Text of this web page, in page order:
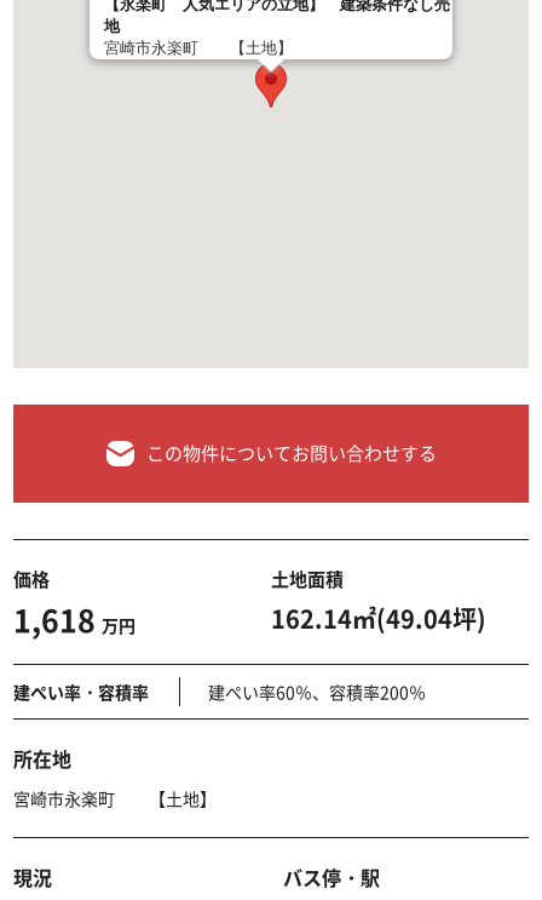
【永楽町 人気エリアの立地】 建築条件なし売
地
宮崎市永楽町 【土地】
この物件についてお問い合わせする
価格
1,618 万円
土地面積
162.14㎡(49.04坪)
建ぺい率・容積率 建ぺい率60％、容積率200％
所在地
宮崎市永楽町 【土地】
現況 バス停・駅